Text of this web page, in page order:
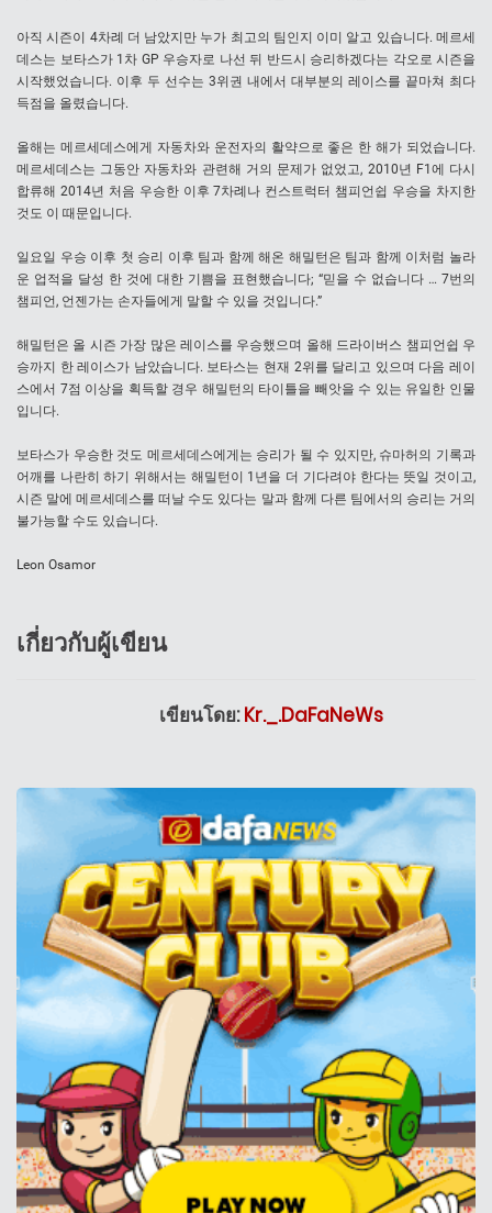
아직 시즌이 4차례 더 남았지만 누가 최고의 팀인지 이미 알고 있습니다. 메르세
데스는 보타스가 1차 GP 우승자로 나선 뒤 반드시 승리하겠다는 각오로 시즌을
시작했었습니다. 이후 두 선수는 3위권 내에서 대부분의 레이스를 끝마쳐 최다
득점을 올렸습니다.
올해는 메르세데스에게 자동차와 운전자의 활약으로 좋은 한 해가 되었습니다.
메르세데스는 그동안 자동차와 관련해 거의 문제가 없었고, 2010년 F1에 다시
합류해 2014년 처음 우승한 이후 7차례나 컨스트럭터 챔피언쉽 우승을 차지한
것도 이 때문입니다.
일요일 우승 이후 첫 승리 이후 팀과 함께 해온 해밀턴은 팀과 함께 이처럼 놀라
운 업적을 달성 한 것에 대한 기쁨을 표현했습니다; “믿을 수 없습니다 … 7번의
챔피언, 언젠가는 손자들에게 말할 수 있을 것입니다.”
해밀턴은 올 시즌 가장 많은 레이스를 우승했으며 올해 드라이버스 챔피언쉽 우
승까지 한 레이스가 남았습니다. 보타스는 현재 2위를 달리고 있으며 다음 레이
스에서 7점 이상을 획득할 경우 해밀턴의 타이틀을 빼앗을 수 있는 유일한 인물
입니다.
보타스가 우승한 것도 메르세데스에게는 승리가 될 수 있지만, 슈마허의 기록과
어깨를 나란히 하기 위해서는 해밀턴이 1년을 더 기다려야 한다는 뜻일 것이고,
시즌 말에 메르세데스를 떠날 수도 있다는 말과 함께 다른 팀에서의 승리는 거의
불가능할 수도 있습니다.
Leon Osamor
เกี่ยวกับผู้เขียน
เขียนโดย:Kr._.DaFaNeWs